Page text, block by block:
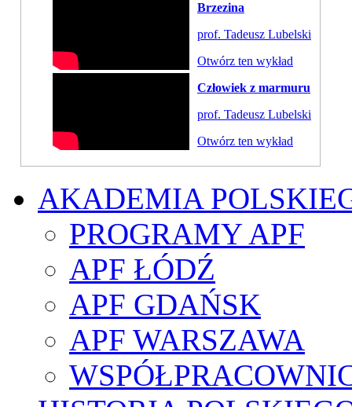
Brzezina
prof. Tadeusz Lubelski
Otwórz ten wykład
Człowiek z marmuru
prof. Tadeusz Lubelski
Otwórz ten wykład
AKADEMIA
PROGRAMY APF
APF ŁÓDŹ
APF GDAŃSK
APF WARSZAWA